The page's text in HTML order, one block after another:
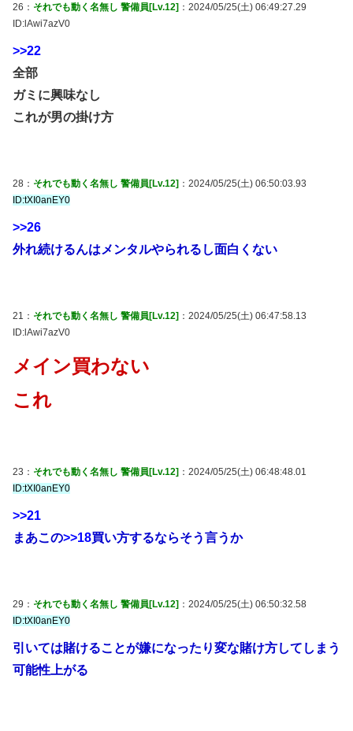
26： それでも動く名無し 警備員[Lv.12] ：2024/05/25(土) 06:49:27.29
ID:lAwi7azV0
>>22
全部
ガミに興味なし
これが男の掛け方
28： それでも動く名無し 警備員[Lv.12] ：2024/05/25(土) 06:50:03.93
ID:tXI0anEY0
>>26
外れ続けるんはメンタルやられるし面白くない
21： それでも動く名無し 警備員[Lv.12] ：2024/05/25(土) 06:47:58.13
ID:lAwi7azV0
メイン買わない
これ
23： それでも動く名無し 警備員[Lv.12] ：2024/05/25(土) 06:48:48.01
ID:tXI0anEY0
>>21
まあこの>>18買い方するならそう言うか
29： それでも動く名無し 警備員[Lv.12] ：2024/05/25(土) 06:50:32.58
ID:tXI0anEY0
引いては賭けることが嫌になったり変な賭け方してしまう
可能性上がる